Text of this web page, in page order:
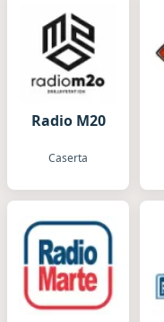
Radio M20
Caserta